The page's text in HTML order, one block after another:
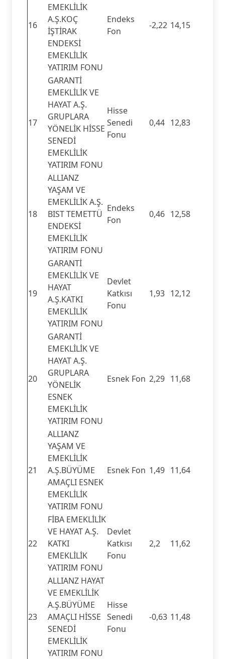
16
EMEKLİLİK
A.Ş.KOÇ
İŞTİRAK
ENDEKSİ
EMEKLİLİK
YATIRIM FONU
Endeks
Fon
-2,22 14,15
17
GARANTİ
EMEKLİLİK VE
HAYAT A.Ş.
GRUPLARA
YÖNELİK HİSSE
SENEDİ
EMEKLİLİK
YATIRIM FONU
Hisse
Senedi
Fonu
0,44 12,83
18
ALLIANZ
YAŞAM VE
EMEKLİLİK A.Ş.
BIST TEMETTÜ
ENDEKSİ
EMEKLİLİK
YATIRIM FONU
Endeks
Fon
0,46 12,58
19
GARANTİ
EMEKLİLİK VE
HAYAT
A.Ş.KATKI
EMEKLİLİK
YATIRIM FONU
Devlet
Katkısı
Fonu
1,93 12,12
20
GARANTİ
EMEKLİLİK VE
HAYAT A.Ş.
GRUPLARA
YÖNELİK
ESNEK
EMEKLİLİK
YATIRIM FONU
Esnek Fon 2,29 11,68
21
ALLIANZ
YAŞAM VE
EMEKLİLİK
A.Ş.BÜYÜME
AMAÇLI ESNEK
EMEKLİLİK
YATIRIM FONU
Esnek Fon 1,49 11,64
22
FİBA EMEKLİLİK
VE HAYAT A.Ş.
KATKI
EMEKLİLİK
YATIRIM FONU
Devlet
Katkısı
Fonu
2,2 11,62
23
ALLIANZ HAYAT
VE EMEKLİLİK
A.Ş.BÜYÜME
AMAÇLI HİSSE
SENEDİ
EMEKLİLİK
YATIRIM FONU
Hisse
Senedi
Fonu
-0,63 11,48